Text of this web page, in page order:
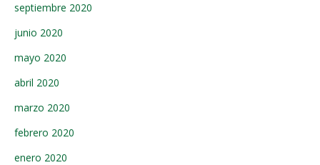
septiembre 2020
junio 2020
mayo 2020
abril 2020
marzo 2020
febrero 2020
enero 2020